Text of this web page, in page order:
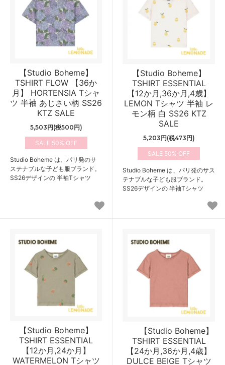
【Studio Boheme】
TSHIRT FLOW 【36か
月】 HORTENSIA Tシャ
ツ 半袖 あじさい柄 SS26
KTZ SALE
5,503円(税500円)
50%
Studio Boheme は、パリ発のサ
ステナブルな子ども服ブランド。
SS26デザインの 半袖Tシャツ
【Studio Boheme】
TSHIRT ESSENTIAL
【12か月,36か月,4歳】
LEMON Tシャツ 半袖 レ
モン柄 白 SS26 KTZ
SALE
5,203円(税473円)
50%
Studio Boheme は、パリ発のサス
テナブルな子ども服ブランド。
SS26デザインの 半袖Tシャツ
【Studio Boheme】
TSHIRT ESSENTIAL
【12か月,24か月】
WATERMELON Tシャツ
【Studio Boheme】
TSHIRT ESSENTIAL
【24か月,36か月,4歳】
DULCE BEIGE Tシャツ